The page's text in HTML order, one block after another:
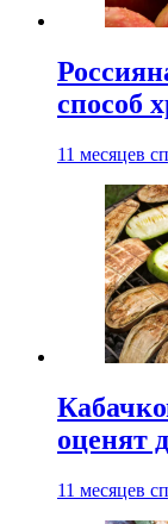
способ
11 месяцев
оценят
11 месяцев